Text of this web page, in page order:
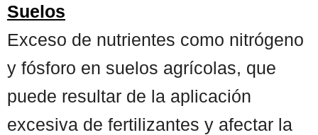
Suelos
Exceso de nutrientes como nitrógeno
y fósforo en suelos agrícolas, que
puede resultar de la aplicación
excesiva de fertilizantes y afectar la